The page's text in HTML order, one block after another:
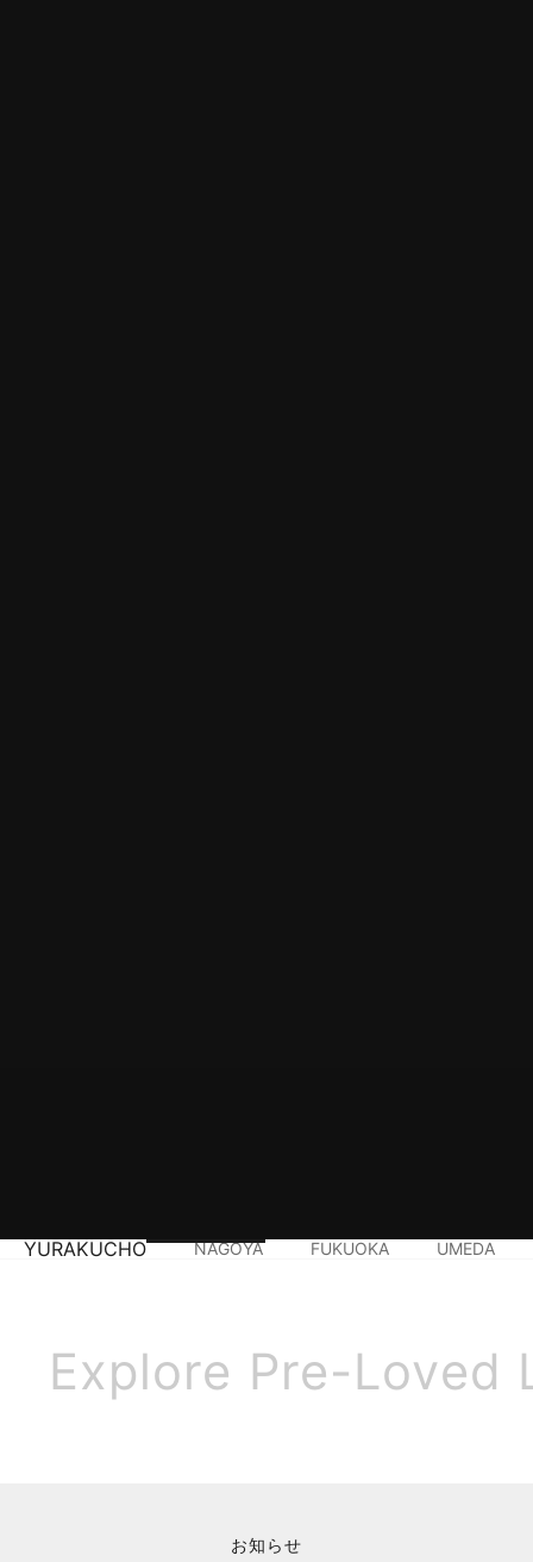
YURAKUCHO NAGOYA FUKUOKA UMEDA
Explore Pre-Loved
お知らせ